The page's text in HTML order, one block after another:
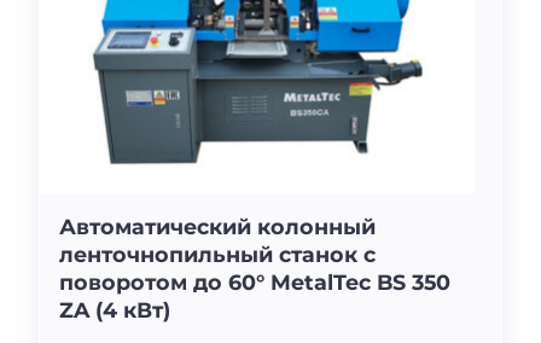
Автоматический колонный
ленточнопильный станок с
поворотом до 60° MetalTec BS 350
ZA (4 кВт)